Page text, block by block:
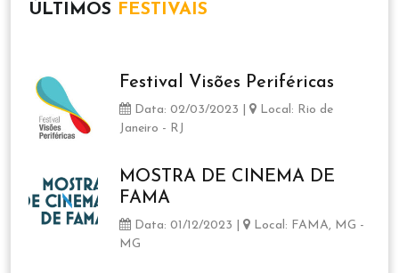
ÚLTIMOS FESTIVAIS
Festival Visões Periféricas
Data: 02/03/2023 |
Local: Rio de
Janeiro - RJ
MOSTRA DE CINEMA DE
FAMA
Data: 01/12/2023 |
Local: FAMA, MG -
MG